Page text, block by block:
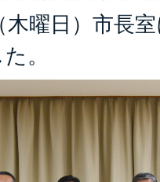
曜日）市長
。